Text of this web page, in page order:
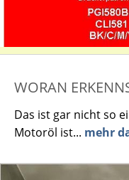
WORAN
Das ist gar nicht so
Motoröl ist... mehr